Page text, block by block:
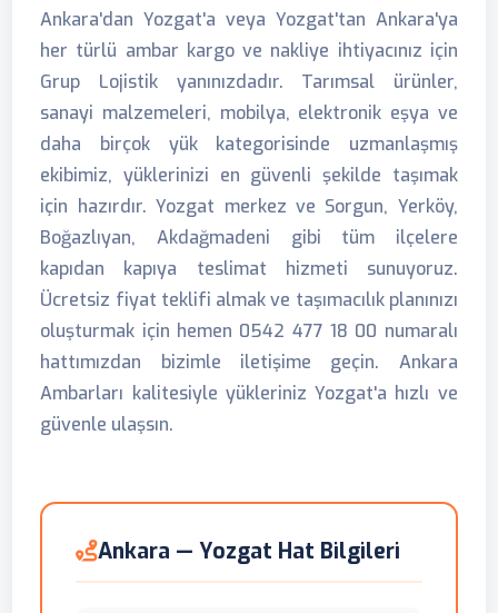
Ankara'dan Yozgat'a veya Yozgat'tan Ankara'ya
her türlü ambar kargo ve nakliye ihtiyacınız için
Grup Lojistik yanınızdadır. Tarımsal ürünler,
sanayi malzemeleri, mobilya, elektronik eşya ve
daha birçok yük kategorisinde uzmanlaşmış
ekibimiz, yüklerinizi en güvenli şekilde taşımak
için hazırdır. Yozgat merkez ve Sorgun, Yerköy,
Boğazlıyan, Akdağmadeni gibi tüm ilçelere
kapıdan kapıya teslimat hizmeti sunuyoruz.
Ücretsiz fiyat teklifi almak ve taşımacılık planınızı
oluşturmak için hemen 0542 477 18 00 numaralı
hattımızdan bizimle iletişime geçin. Ankara
Ambarları kalitesiyle yükleriniz Yozgat'a hızlı ve
güvenle ulaşsın.
Ankara — Yozgat Hat Bilgileri